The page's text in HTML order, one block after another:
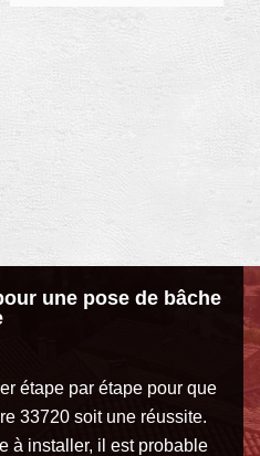
une pose de bâche
étape par étape pour que
33720 soit une réussite.
à installer, il est probable